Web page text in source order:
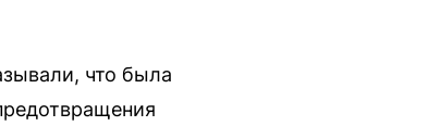
что была